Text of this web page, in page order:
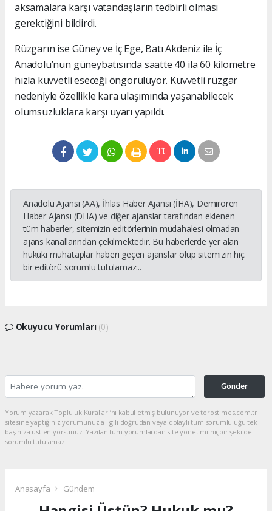
aksamalara karşı vatandaşların tedbirli olması
gerektiğini bildirdi.
Rüzgarın ise Güney ve İç Ege, Batı Akdeniz ile İç
Anadolu’nun güneybatısında saatte 40 ila 60 kilometre
hızla kuvvetli eseceği öngörülüyor. Kuvvetli rüzgar
nedeniyle özellikle kara ulaşımında yaşanabilecek
olumsuzluklara karşı uyarı yapıldı.
Anadolu Ajansı (AA), İhlas Haber Ajansı (İHA), Demirören
Haber Ajansı (DHA) ve diğer ajanslar tarafından eklenen
tüm haberler, sitemizin editörlerinin müdahalesi olmadan
ajans kanallarından çekilmektedir. Bu haberlerde yer alan
hukuki muhataplar haberi geçen ajanslar olup sitemizin hiç
bir editörü sorumlu tutulamaz...
Okuyucu Yorumları (0)
Gönder
Yorum yazarak Topluluk Kuralları’nı kabul etmiş bulunuyor ve torostimes.com.tr
sitesine yaptığınız yorumunuzla ilgili doğrudan veya dolaylı tüm sorumluluğu tek
başınıza üstleniyorsunuz. Yazılan tüm yorumlardan site yönetimi hiçbir şekilde
sorumlu tutulamaz.
Anasayfa Gündem